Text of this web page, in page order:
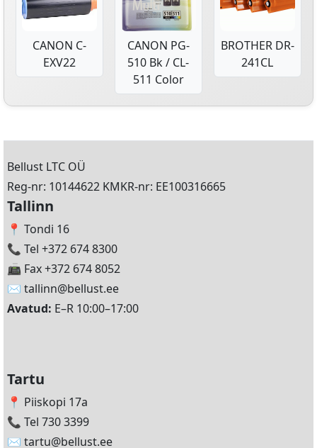
CANON C-
EXV22
CANON PG-
510 Bk / CL-
511 Color
BROTHER DR-
241CL
Bellust LTC OÜ
Reg-nr: 10144622 KMKR-nr: EE100316665
Tallinn
📍 Tondi 16
📞 Tel +372 674 8300
📠 Fax +372 674 8052
✉️ tallinn@bellust.ee
Avatud: E–R 10:00–17:00
Tartu
📍 Piiskopi 17a
📞 Tel 730 3399
✉️ tartu@bellust.ee